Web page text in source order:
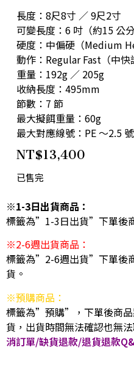
長度：8尺8寸 ／ 9尺2寸
可變長度：6 吋（約15 公分
硬度：中偏硬（Medium
動作：Regular Fast（中快
重量：192g ／ 205g
收納長度：495mm
節數：7 節
最大擬餌重量：60g
最大對應線號：PE ～2.5 號
NT$13,400
已售完
※1-3日出貨商品：
標籤為”1-3日出貨”下單後
※2-6週出貨商品：
標籤為”2-6週出貨”下單後
貨。
※預購商品：
標籤為”預購”，下單後商品
貨，出貨時間無法確認也無法
消訂單/缺貨退款/退貨退款